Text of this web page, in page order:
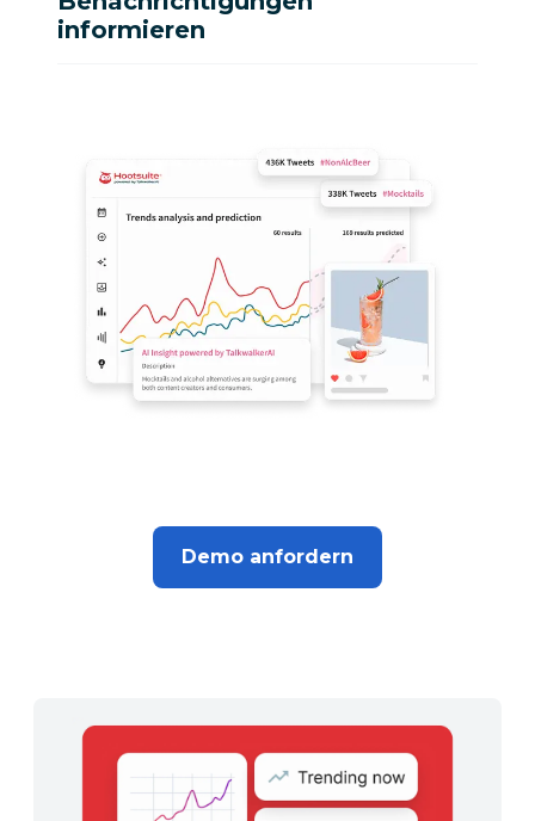
informieren
Demo anfordern